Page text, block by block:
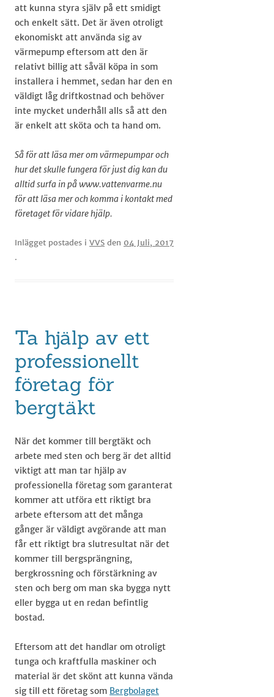
att kunna styra själv på ett smidigt
och enkelt sätt. Det är även otroligt
ekonomiskt att använda sig av
värmepump eftersom att den är
relativt billig att såväl köpa in som
installera i hemmet, sedan har den en
väldigt låg driftkostnad och behöver
inte mycket underhåll alls så att den
är enkelt att sköta och ta hand om.
Så för att läsa mer om värmepumpar och
hur det skulle fungera för just dig kan du
alltid surfa in på www.vattenvarme.nu
för att läsa mer och komma i kontakt med
företaget för vidare hjälp.
Inlägget postades i VVS den 04 Juli, 2017
.
Ta hjälp av ett
professionellt
företag för
bergtäkt
När det kommer till bergtäkt och
arbete med sten och berg är det alltid
viktigt att man tar hjälp av
professionella företag som garanterat
kommer att utföra ett riktigt bra
arbete eftersom att det många
gånger är väldigt avgörande att man
får ett riktigt bra slutresultat när det
kommer till bergsprängning,
bergkrossning och förstärkning av
sten och berg om man ska bygga nytt
eller bygga ut en redan befintlig
bostad. ​
Eftersom att det handlar om otroligt
tunga och kraftfulla maskiner och
material är det skönt att kunna vända
sig till ett företag som Bergbolaget